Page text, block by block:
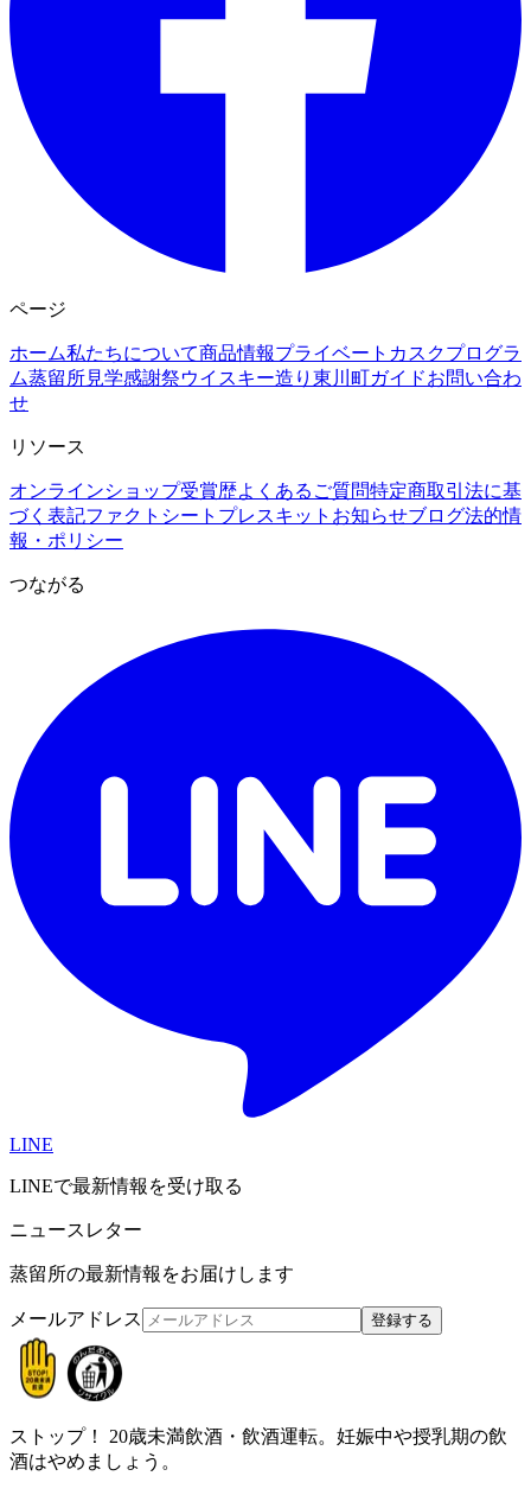
ページ
ホーム私たちについて商品情報プライベートカスクプログラ
ム蒸留所見学感謝祭ウイスキー造り 東川町ガイドお問い合わ
せ
リソース
オンラインショップ受賞歴よくあるご質問特定商取引法に基
づく表記ファクトシート プレスキット お知らせブログ法的情
報・ポリシー
つながる
LINE
LINEで最新情報を受け取る
ニュースレター
蒸留所の最新情報をお届けします
メールアドレス 登録する
ストップ！
20歳未満飲酒・飲酒運転。妊娠中や授乳期の飲
酒はやめましょう。